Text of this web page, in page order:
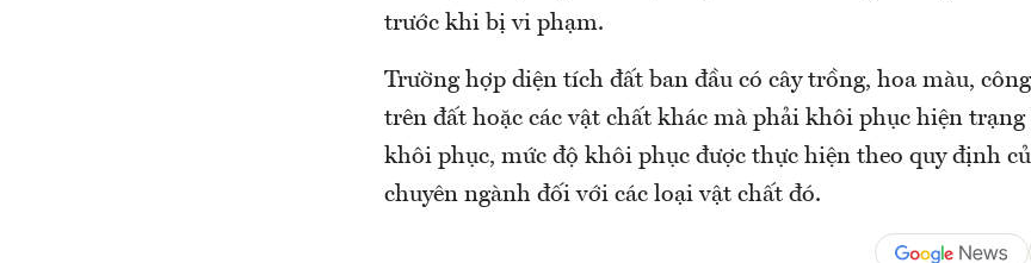
trước khi bị vi phạm.
Trường hợp diện tích đất ban đầu có cây trồng, hoa màu,
trên đất hoặc các vật chất khác mà phải khôi phục hiện
khôi phục, mức độ khôi phục được thực hiện theo quy định
chuyên ngành đối với các loại vật chất đó.